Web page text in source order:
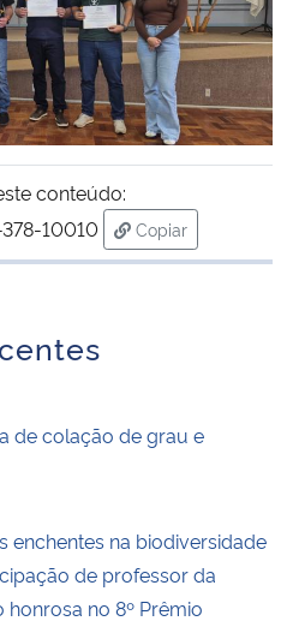
conteúdo:
10010
Copiar
para área de
de colação de grau e
enchentes na biodiversidade
de professor da
no 8º Prêmio